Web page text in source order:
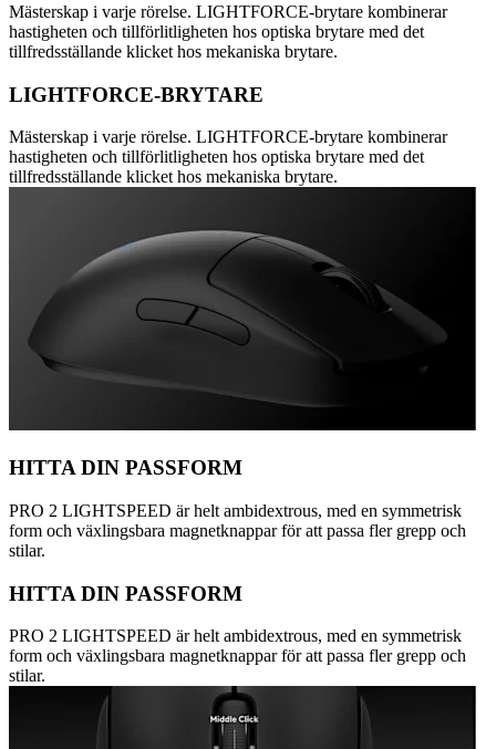
Mästerskap i varje rörelse. LIGHTFORCE-brytare kombinerar
hastigheten och tillförlitligheten hos optiska brytare med det
tillfredsställande klicket hos mekaniska brytare.
LIGHTFORCE-BRYTARE
Mästerskap i varje rörelse. LIGHTFORCE-brytare kombinerar
hastigheten och tillförlitligheten hos optiska brytare med det
tillfredsställande klicket hos mekaniska brytare.
HITTA DIN PASSFORM
PRO 2 LIGHTSPEED är helt ambidextrous, med en symmetrisk
form och växlingsbara magnetknappar för att passa fler grepp och
stilar.
HITTA DIN PASSFORM
PRO 2 LIGHTSPEED är helt ambidextrous, med en symmetrisk
form och växlingsbara magnetknappar för att passa fler grepp och
stilar.